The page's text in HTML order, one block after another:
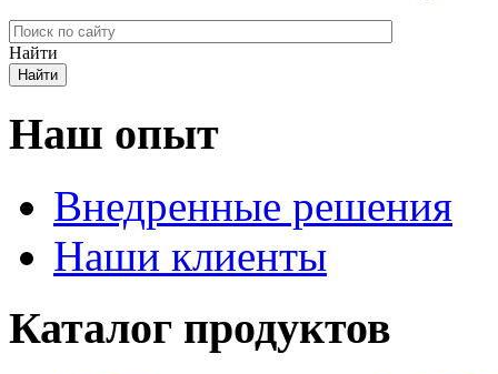
Найти
Наш опыт
Внедренные решения
Наши клиенты
Каталог продуктов